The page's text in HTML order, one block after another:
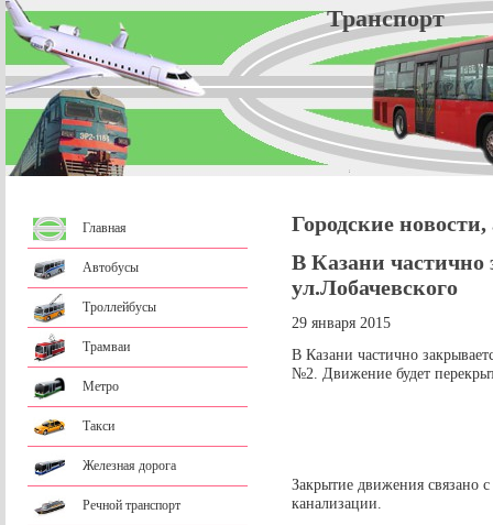
Главная
Автобусы
Троллейбусы
Трамваи
Метро
Такси
Железная дорога
Речной транспорт
Городские
В Казани частично
ул.Лобачевского
29 января 2015
В Казани частично
№2. Движение будет
Закрытие движения связано
канализации.